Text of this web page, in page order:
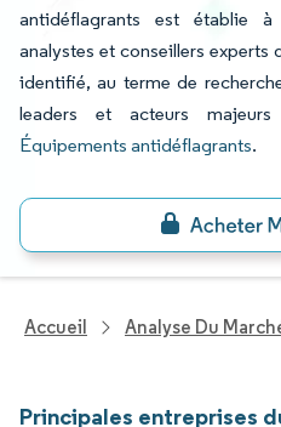
antidéflagrants est établie
analystes et conseillers
identifié, au terme de
leaders et acteurs
Équipements antidéflagrants.
Accueil Analyse Du
Principales entreprises